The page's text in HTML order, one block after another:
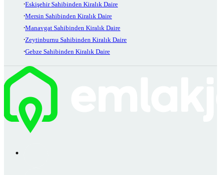
Eskişehir Sahibinden Kiralık Daire
Mersin Sahibinden Kiralık Daire
Manavgat Sahibinden Kiralık Daire
Zeytinburnu Sahibinden Kiralık Daire
Gebze Sahibinden Kiralık Daire